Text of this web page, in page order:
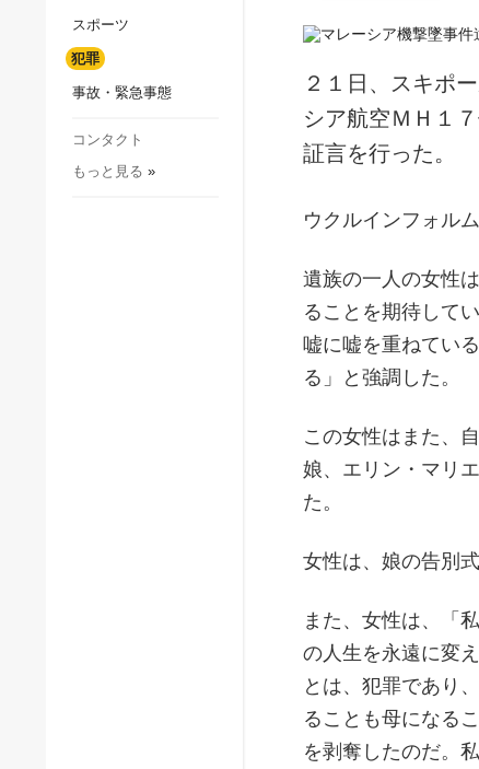
スポーツ
スポーツ
犯罪
事故・緊急事態
コンタクト
もっと見る »
２１日、スキポ
シア航空ＭＨ１
証言を行った。
ウクルインフォル
遺族の一人の女性
ることを期待して
嘘に嘘を重ねてい
る」と強調した。
この女性はまた、
娘、エリン・マリ
た。
女性は、娘の告別
また、女性は、「
の人生を永遠に変
とは、犯罪であり
ることも母になる
を剥奪したのだ。